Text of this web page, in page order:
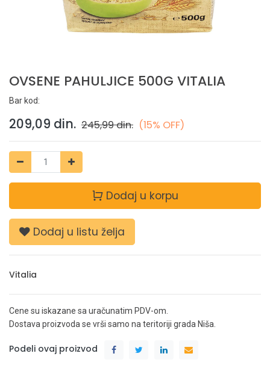
OVSENE PAHULJICE 500G VITALIA
Bar kod:
209,09 din. 245,99din. (15% OFF)
Dodaj u korpu
Dodaj u listu želja
Vitalia
Cene su iskazane sa uračunatim PDV-om.
Dostava proizvoda se vrši samo na teritoriji grada Niša.
Podeli ovaj proizvod